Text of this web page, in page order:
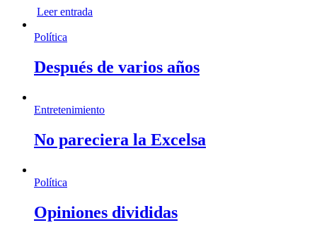
Leer entrada
Política
Después de varios años
Entretenimiento
No pareciera la Excelsa
Política
Opiniones divididas